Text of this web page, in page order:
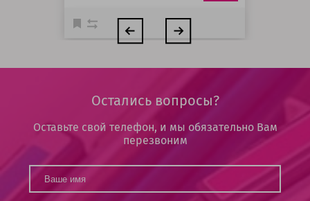
Остались вопросы?
Оставьте свой телефон, и мы обязательно Вам
перезвоним